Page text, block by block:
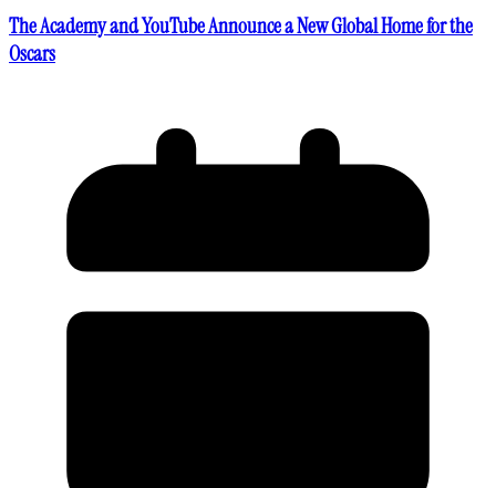
The Academy and YouTube Announce a New Global Home for the
Oscars